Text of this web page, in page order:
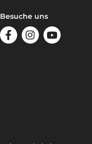
Besuche uns